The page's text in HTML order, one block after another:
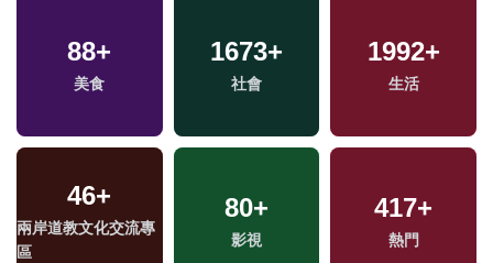
88+
美食
1673+
社會
1992+
生活
46+
兩岸道教文化交流專
區
80+
影視
417+
熱門